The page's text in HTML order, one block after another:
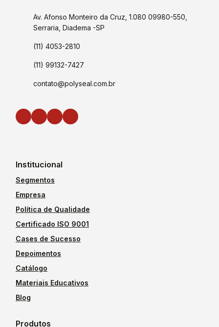
Av. Afonso Monteiro da Cruz, 1.080 09980-550,
Serraria, Diadema -SP
(11) 4053-2810
(11) 99132-7427
contato@polyseal.com.br
Institucional
Segmentos
Empresa
Política de Qualidade
Certificado ISO 9001
Cases de Sucesso
Depoimentos
Catálogo
Materiais Educativos
Blog
Produtos